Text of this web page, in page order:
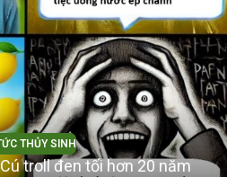
THỦY SINH
troll đen tối hơn 20 năm